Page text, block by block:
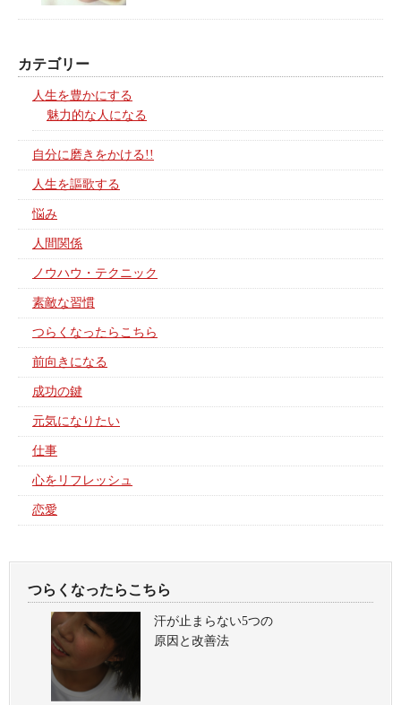
カテゴリー
人生を豊かにする
魅力的な人になる
自分に磨きをかける!!
人生を謳歌する
悩み
人間関係
ノウハウ・テクニック
素敵な習慣
つらくなったらこちら
前向きになる
成功の鍵
元気になりたい
仕事
心をリフレッシュ
恋愛
つらくなったらこちら
汗が止まらない5つの
原因と改善法